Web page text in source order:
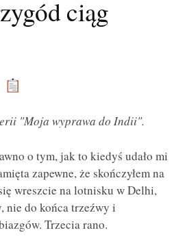
ciąg
"Moja wyprawa do Indii".
o tym, jak to kiedyś udało mi
zapewne, że skończyłem na
wreszcie na lotnisku w Delhi,
nie do końca trzeźwy i
Trzecia rano.